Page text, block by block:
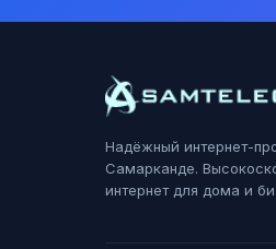
Надёжный интернет-
Самарканде.
интернет для дома и